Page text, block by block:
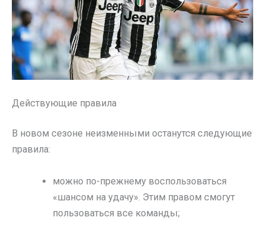
Действующие правила
В новом сезоне неизменными останутся следующие
правила:
можно по-прежнему воспользоваться
«шансом на удачу». Этим правом смогут
пользоваться все команды;